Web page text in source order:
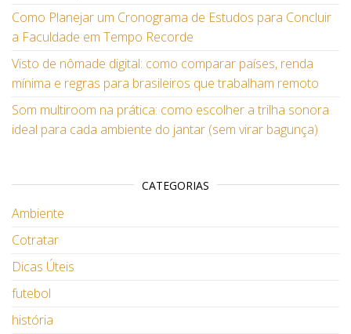
Como Planejar um Cronograma de Estudos para Concluir
a Faculdade em Tempo Recorde
Visto de nômade digital: como comparar países, renda
mínima e regras para brasileiros que trabalham remoto
Som multiroom na prática: como escolher a trilha sonora
ideal para cada ambiente do jantar (sem virar bagunça)
CATEGORIAS
Ambiente
Cotratar
Dicas Úteis
futebol
história